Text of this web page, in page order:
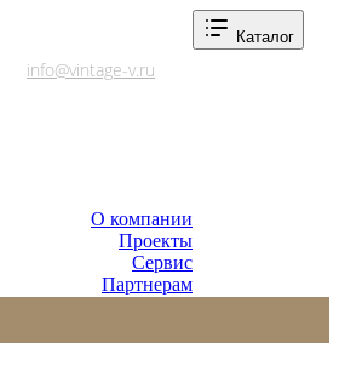
info@vintage-v.ru
О компании
Проекты
Сервис
Партнерам
Каталог